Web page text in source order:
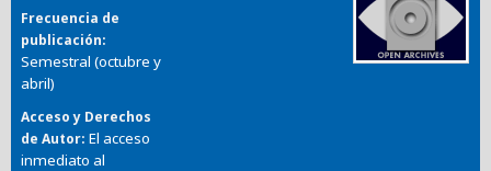
Frecuencia de
publicación
Semestral (octubre y
abril)
Acceso y Derechos
de Autor El acceso
inmediato al